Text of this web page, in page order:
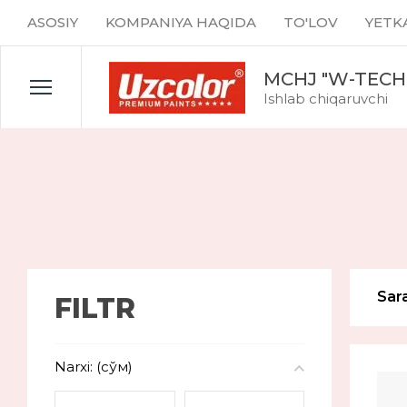
ASOSIY KOMPANIYA HAQIDA TO'LOV
MCHJ "W-
Ishlab chiqaruvchi
FILTR
Narxi: (сўм)